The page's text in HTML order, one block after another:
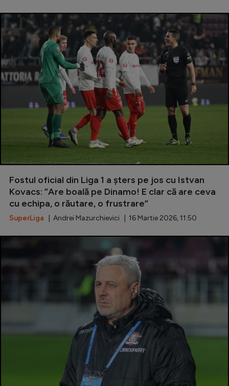
Clasamente
Champions League
Europa League
Conference League
CM 2026
Serie A
Campionate
Starurile fotbalului
EURO 2024
Stranieri
Clasamente
Tenis
Fostul oficial din Liga 1 a șters pe jos cu Istvan
Kovacs: ”Are boală pe Dinamo! E clar că are ceva
cu echipa, o răutare, o frustrare”
SuperLiga | Andrei Mazurchievici | 16 Martie 2026, 11:50